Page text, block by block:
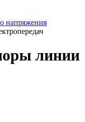
напряжения
линии